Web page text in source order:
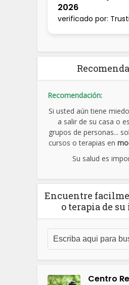
2026
verificado por:
Recomendación:
Si usted aún tiene
a salir de su casa o
grupos de personas...
cursos o terapias en
Su salud es
Encuentre
o terapia de
Centro